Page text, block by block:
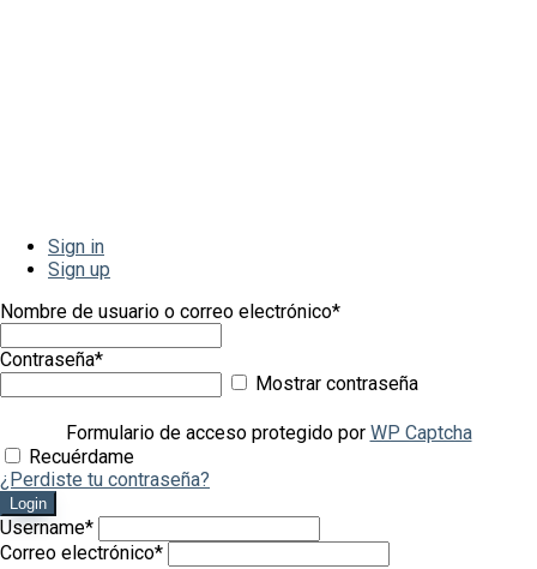
Sign in
Sign up
Nombre de usuario o correo electrónico*
Contraseña*
Mostrar contraseña
Formulario de acceso protegido por WP Captcha
Recuérdame
¿Perdiste tu contraseña?
Login
Username*
Correo electrónico*